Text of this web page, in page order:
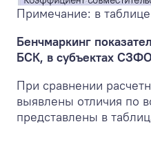
Примечание: в
Бенчмаркинг
БСК, в субъектах
При сравнении
выявлены отличия по
представлены в